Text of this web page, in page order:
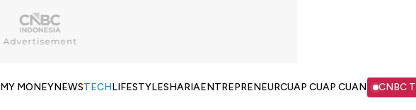
MY MONEYNEWSTECHLIFESTYLESHARIAENTREPRENEURCUAP CUAP CUAN CNBC